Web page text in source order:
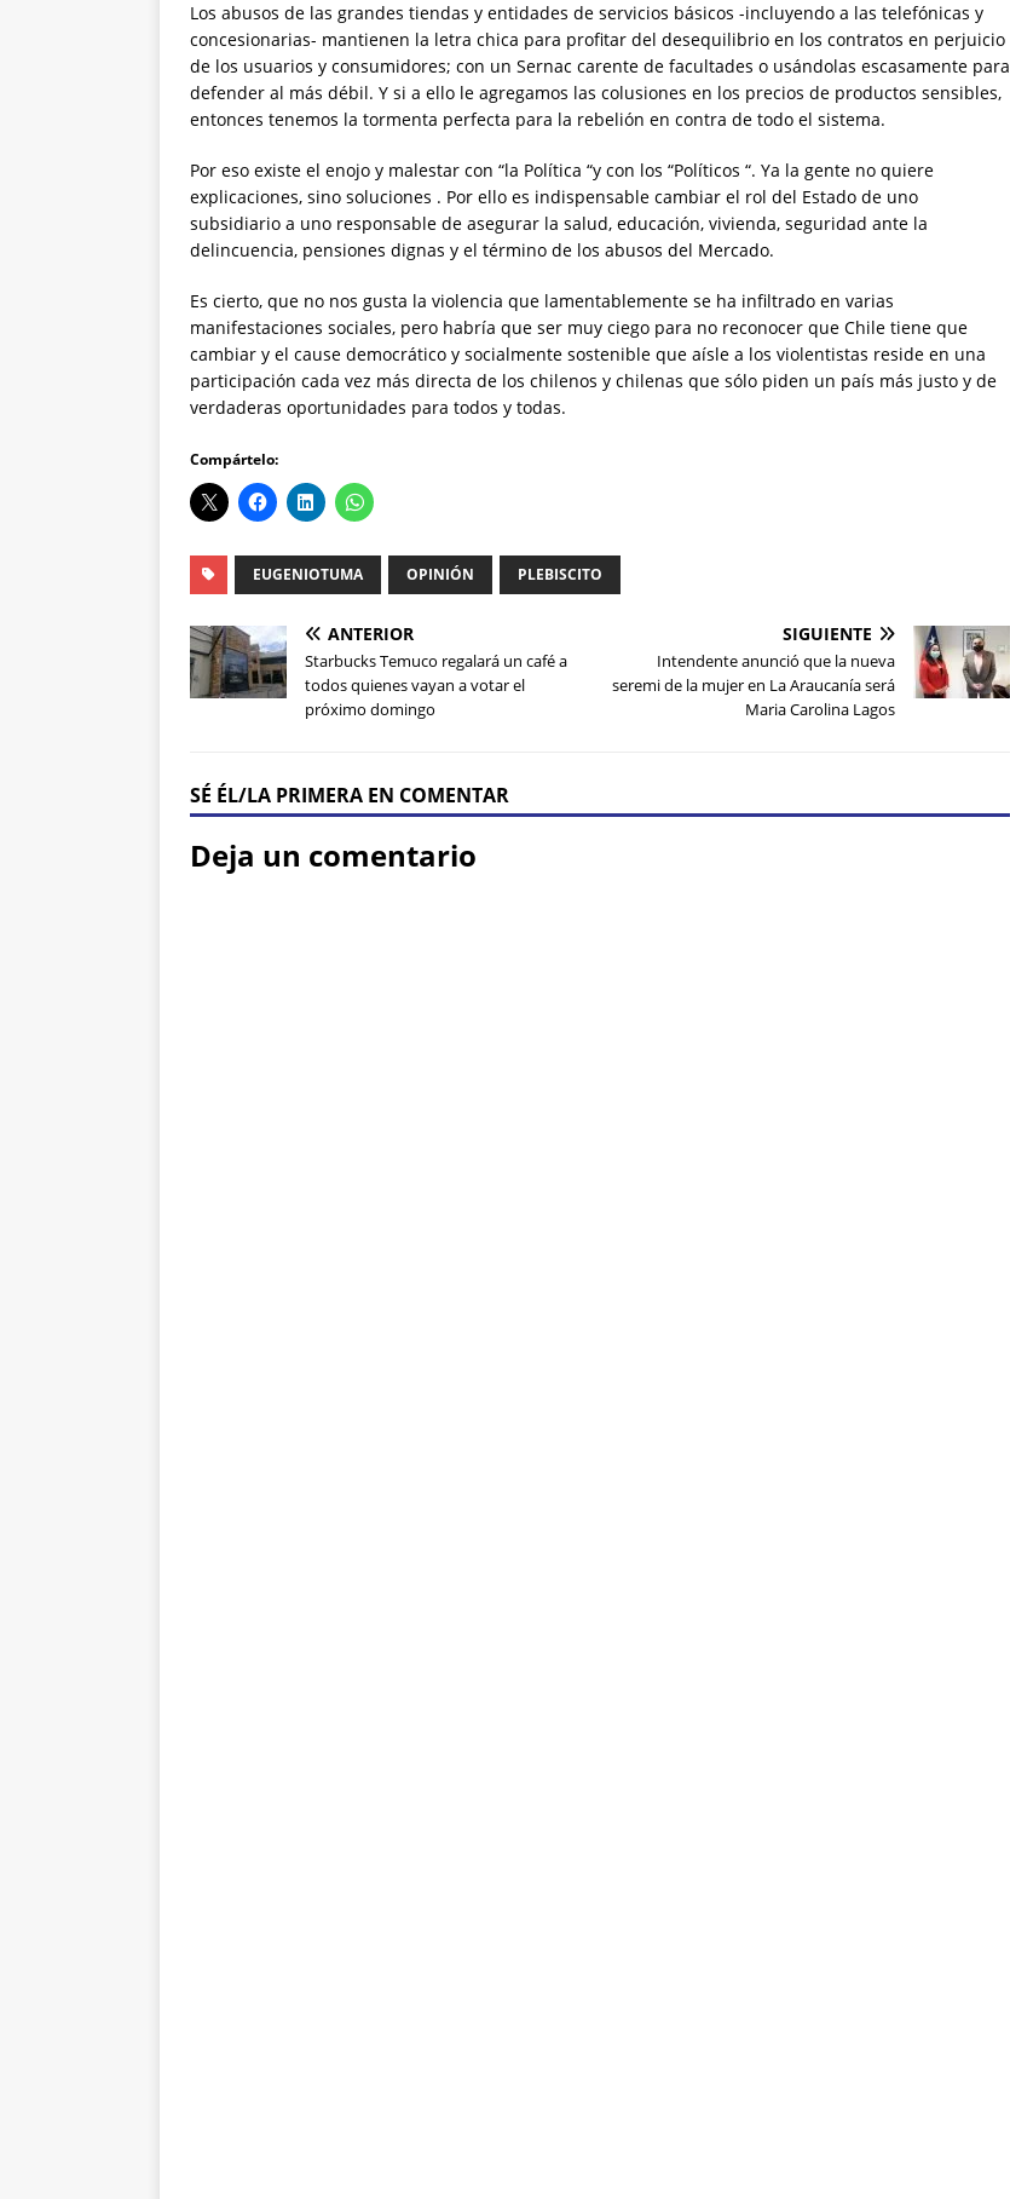
Los abusos de las grandes tiendas y entidades de servicios básicos -incluyendo a las telefónicas y
concesionarias- mantienen la letra chica para profitar del desequilibrio en los contratos en perjuicio
de los usuarios y consumidores; con un Sernac carente de facultades o usándolas escasamente para
defender al más débil. Y si a ello le agregamos las colusiones en los precios de productos sensibles,
entonces tenemos la tormenta perfecta para la rebelión en contra de todo el sistema.
Por eso existe el enojo y malestar con “la Política “y con los “Políticos “. Ya la gente no quiere
explicaciones, sino soluciones . Por ello es indispensable cambiar el rol del Estado de uno
subsidiario a uno responsable de asegurar la salud, educación, vivienda, seguridad ante la
delincuencia, pensiones dignas y el término de los abusos del Mercado.
Es cierto, que no nos gusta la violencia que lamentablemente se ha infiltrado en varias
manifestaciones sociales, pero habría que ser muy ciego para no reconocer que Chile tiene que
cambiar y el cause democrático y socialmente sostenible que aísle a los violentistas reside en una
participación cada vez más directa de los chilenos y chilenas que sólo piden un país más justo y de
verdaderas oportunidades para todos y todas.
Compártelo:
EUGENIOTUMA OPINIÓN PLEBISCITO
ANTERIOR
Starbucks Temuco regalará un café a
todos quienes vayan a votar el
próximo domingo
SIGUIENTE
Intendente anunció que la nueva
seremi de la mujer en La Araucanía será
Maria Carolina Lagos
SÉ ÉL/LA PRIMERA EN COMENTAR
Deja un comentario